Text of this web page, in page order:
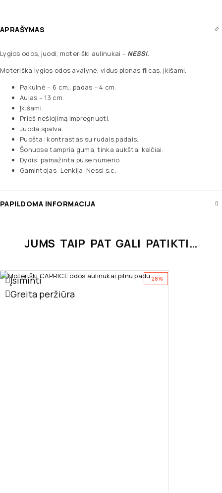
APRAŠYMAS
Lygios odos, juodi, moteriški aulinukai – NESSI.
Moteriška lygios odos avalynė, vidus plonas flicas, įkišami.
Pakulnė – 6 cm., padas – 4 cm.
Aulas – 13 cm.
Įkišami.
Prieš nešiojimą impregnuoti.
Juoda spalva.
Puošta: kontrastas su rudais padais.
Šonuose tampria guma, tinka aukštai kelčiai.
Dydis: pamažinta puse numerio.
Gamintojas: Lenkija, Nessi s.c.
PAPILDOMA INFORMACIJA
JUMS TAIP PAT GALI PATIKTI…
-28%
Įsiminti
Greita peržiūra